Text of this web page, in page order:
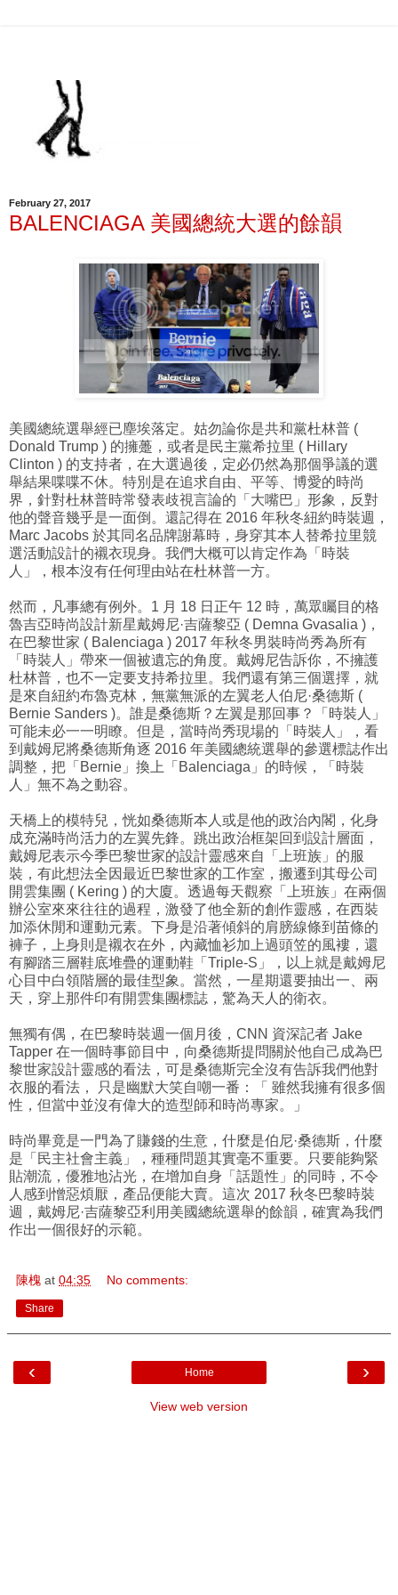
February 27, 2017
BALENCIAGA 美國總統大選的餘韻
美國總統選舉經已塵埃落定。姑勿論你是共和黨杜林普 (
Donald Trump ) 的擁躉，或者是民主黨希拉里 ( Hillary
Clinton ) 的支持者，在大選過後，定必仍然為那個爭議的選
舉結果喋喋不休。特別是在追求自由、平等、博愛的時尚
界，針對杜林普時常發表歧視言論的「大嘴巴」形象，反對
他的聲音幾乎是一面倒。還記得在 2016 年秋冬紐約時裝週，
Marc Jacobs 於其同名品牌謝幕時，身穿其本人替希拉里競
選活動設計的襯衣現身。我們大概可以肯定作為「時裝
人」，根本沒有任何理由站在杜林普一方。
然而，凡事總有例外。1 月 18 日正午 12 時，萬眾矚目的格
魯吉亞時尚設計新星戴姆尼·吉薩黎亞 ( Demna Gvasalia )，
在巴黎世家 ( Balenciaga ) 2017 年秋冬男裝時尚秀為所有
「時裝人」帶來一個被遺忘的角度。戴姆尼告訴你，不擁護
杜林普，也不一定要支持希拉里。我們還有第三個選擇，就
是來自紐約布魯克林，無黨無派的左翼老人伯尼·桑德斯 (
Bernie Sanders )。誰是桑德斯？左翼是那回事？「時裝人」
可能未必一一明瞭。但是，當時尚秀現場的「時裝人」，看
到戴姆尼將桑德斯角逐 2016 年美國總統選舉的參選標誌作出
調整，把「Bernie」換上「Balenciaga」的時候，「時裝
人」無不為之動容。
天橋上的模特兒，恍如桑德斯本人或是他的政治內閣，化身
成充滿時尚活力的左翼先鋒。 跳出政治框架回到設計層面，
戴姆尼表示今季巴黎世家的設計靈感來自「上班族」的服
裝，有此想法全因最近巴黎世家的工作室，搬遷到其母公司
開雲集團 ( Kering ) 的大廈。透過每天觀察「上班族」在兩個
辦公室來來往往的過程，激發了他全新的創作靈感，在西裝
加添休閒和運動元素。下身是沿著傾斜的肩膀線條到苗條的
褲子，上身則是襯衣在外，內藏恤衫加上過頭笠的風褸，還
有腳踏三層鞋底堆疊的運動鞋「Triple-S」，以上就是戴姆尼
心目中白領階層的最佳型象。當然，一星期還要抽出一、兩
天，穿上那件印有開雲集團標誌，驚為天人的衛衣。
無獨有偶，在巴黎時裝週一個月後，CNN 資深記者 Jake
Tapper 在一個時事節目中，向桑德斯提問關於他自己成為巴
黎世家設計靈感的看法，可是桑德斯完全沒有告訴我們他對
衣服的看法， 只是幽默大笑自嘲一番：「 雖然我擁有很多個
性，但當中並沒有偉大的造型師和時尚專家。」
時尚畢竟是一門為了賺錢的生意，什麼是伯尼·桑德斯，什麼
是「民主社會主義」，種種問題其實毫不重要。只要能夠緊
貼潮流，優雅地沾光，在增加自身「話題性」的同時，不令
人感到憎惡煩厭，產品便能大賣。這次 2017 秋冬巴黎時裝
週，戴姆尼·吉薩黎亞利用美國總統選舉的餘韻，確實為我們
作出一個很好的示範。
陳槐 at 04:35 No comments:
Share
‹ ›
Home
View web version